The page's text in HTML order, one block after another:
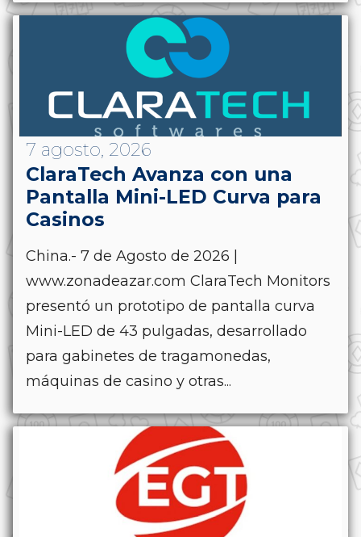
7 agosto, 2026
ClaraTech Avanza con una
Pantalla Mini-LED Curva para
Casinos
China.- 7 de Agosto de 2026 |
www.zonadeazar.com ClaraTech Monitors
presentó un prototipo de pantalla curva
Mini-LED de 43 pulgadas, desarrollado
para gabinetes de tragamonedas,
máquinas de casino y otras...